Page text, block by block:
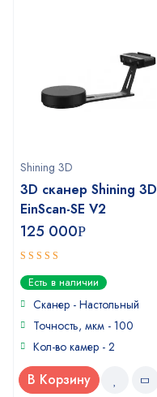
Shining 3D
3D сканер Shining 3D
EinScan-SE V2
125 000Р
5out of 5
Есть в наличии
Сканер - Настольный
Точность, мкм - 100
Кол-во камер - 2
В Корзину